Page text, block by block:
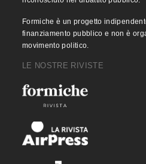
Formiche è un progetto
finanziamento pubblico e non è
movimento politico.
LE NOSTRE RIVISTE